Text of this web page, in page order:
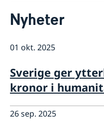
Om oss
Dataskyddspolicy
Svenskar i FN &
Lediga tjänster
Nyheter
Nyheter
01 okt. 2025
Sverige ger
kronor i
26 sep. 2025